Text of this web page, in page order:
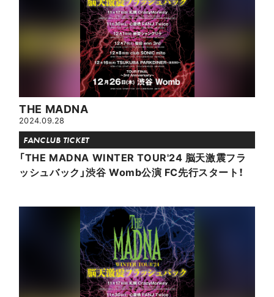
THE MADNA
2024.09.28
FANCLUB TICKET
「THE MADNA WINTER TOUR'24 脳天激震フラ
ッシュバック」渋谷 Womb公演 FC先行スタート！